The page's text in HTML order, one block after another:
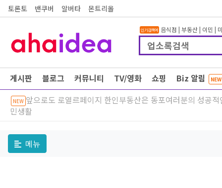
토론토 밴쿠버 알버타 몬트리올
인기검색어 음식점 | 부동산| 이민 |
게시판 블로그 커뮤니티 TV/영화 쇼핑 Biz 알림 NEW
NEW 앞으로도 로열르페이지 한인부동산은 동포여러분의 성공적
민생활
메뉴